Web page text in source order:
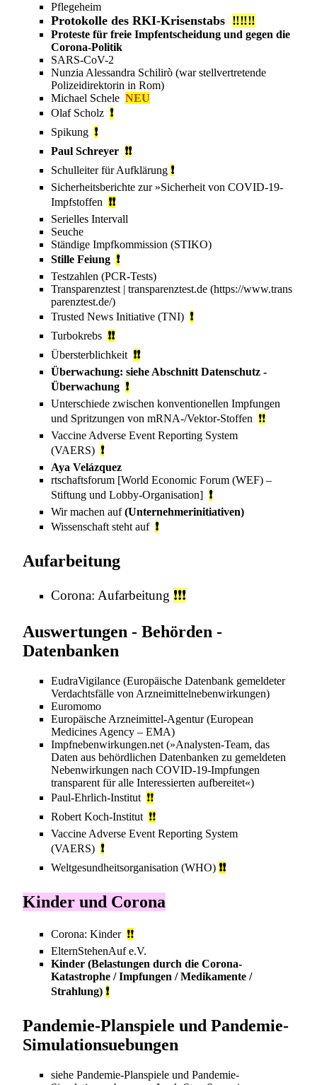
Pflegeheim
Protokolle des RKI-Krisenstabs ‼️‼️‼️
Proteste für freie Impfentscheidung und gegen die
Corona-Politik
SARS-CoV-2
Nunzia Alessandra Schilirò (war stellvertretende
Polizeidirektorin in Rom)
Michael Schele NEU
Olaf Scholz ❗
Spikung ❗
Paul Schreyer ❗❗
Schulleiter für Aufklärung ❗
Sicherheitsberichte zur »Si­cher­heit von CO­VID-19-
Impf­stof­fen ❗❗
Serielles Intervall
Seuche
Ständige Impfkommission (STIKO)
Stille Feiung ❗
Testzahlen (PCR-Tests)
Transparenztest| transparenztest.de
Trusted News Initiative (TNI) ❗
Turbokrebs ❗❗
Übersterblichkeit ❗❗
Überwachung: siehe AbschnittDatenschutz -
Überwachung ❗
Unterschiede zwischen konventionellen Impfungen
und Spritzungen von mRNA-/Vektor-Stoffen ❗❗
Vaccine Adverse Event Reporting System
(VAERS) ❗
Aya Velázquez‎‎
rtschaftsforum [World Economic Forum (WEF) –
Stiftung und Lobby-Organisation] ❗
Wir machen auf (Unternehmerinitiativen)
Wissenschaft steht auf ❗
Aufarbeitung
Corona: Aufarbeitung ❗️❗️❗️
Auswertungen - Behörden -
Datenbanken
EudraVigilance (Europäische Datenbank gemeldeter
Verdachtsfälle von Arzneimittelnebenwirkungen)
Euromomo
Europäische Arzneimittel-Agentur(European
Medicines Agency – EMA)
Impfnebenwirkungen.net (»Analysten-Team, das
Daten aus behördlichen Datenbanken zu gemeldeten
Nebenwirkungen nach COVID-19-Impfungen
transparent für alle Interessierten aufbereitet«)
Paul-Ehrlich-Institut ❗❗
Robert Koch-Institut ❗❗
Vaccine Adverse Event Reporting System
(VAERS) ❗
Weltgesundheitsorganisation (WHO) ❗❗
Kinder und Corona
Corona: Kinder ❗❗
ElternStehenAuf e.V.
Kinder (Belastungen durch die Corona-
Katastrophe / Impfungen / Medikamente /
Strahlung) ❗
Pandemie-Planspiele und Pandemie-
Simulationsuebungen
siehe Pandemie-Planspiele und Pandemie-